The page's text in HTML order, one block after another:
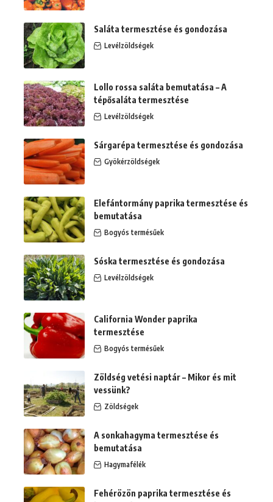
Saláta termesztése és gondozása
Levélzöldségek
Lollo rossa saláta bemutatása – A
tépősaláta termesztése
Levélzöldségek
Sárgarépa termesztése és gondozása
Gyökérzöldségek
Elefántormány paprika termesztése és
bemutatása
Bogyós termésűek
Sóska termesztése és gondozása
Levélzöldségek
California Wonder paprika
termesztése
Bogyós termésűek
Zöldség vetési naptár – Mikor és mit
vessünk?
Zöldségek
A sonkahagyma termesztése és
bemutatása
Hagymafélék
Fehérözön paprika termesztése és